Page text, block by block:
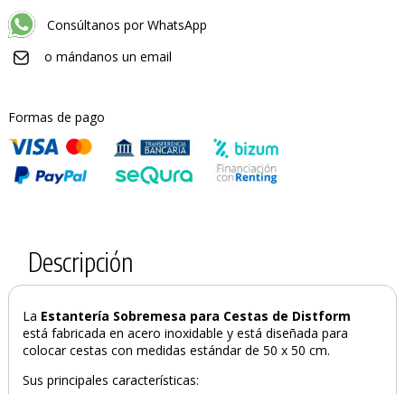
Consúltanos por WhatsApp
o mándanos un email
Formas de pago
Descripción
La Estantería Sobremesa para Cestas de Distform
está fabricada en acero inoxidable y está diseñada para
colocar cestas con medidas estándar de 50 x 50 cm.
Sus principales características: